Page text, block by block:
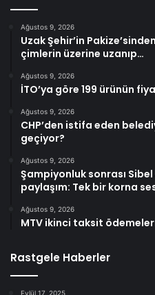
Ağustos 9, 2026
Uzak Şehir’in
çimlerin üzerine uzanıp…
Ağustos 9, 2026
İTO’ya göre 199 ürünün
Ağustos 9, 2026
CHP’den istifa eden
geçiyor?
Ağustos 9, 2026
Şampiyonluk sonrası
paylaşım: Tek bir korna
Ağustos 9, 2026
MTV ikinci taksit
Rastgele Haberler
Eylül 17, 2025